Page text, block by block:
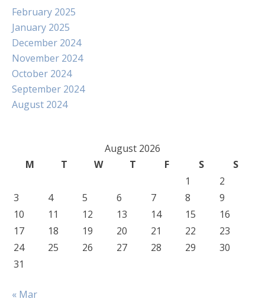
February 2025
January 2025
December 2024
November 2024
October 2024
September 2024
August 2024
August 2026
M
T W T F S
S
1
2
3
4 5 6 7 8
9
10
11 12 13 14 15
16
17
18 19 20 21 22
23
24
25 26 27 28 29
30
31
« Mar